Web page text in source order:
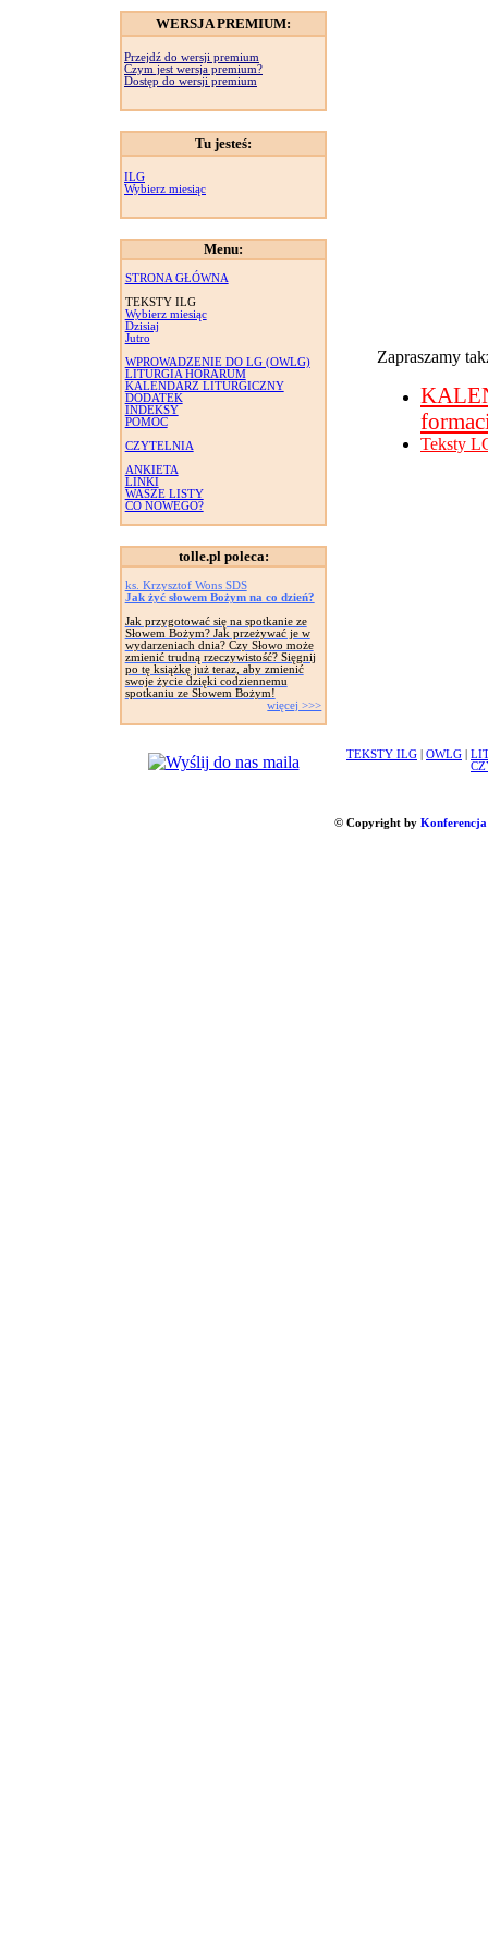
WERSJA PREMIUM:
Przejdź do wersji premium
Czym jest wersja premium?
Dostęp do wersji premium
Tu jesteś:
ILG
Wybierz miesiąc
Menu:
STRONA GŁÓWNA
TEKSTY ILG
Wybierz miesiąc
Dzisiaj
Jutro
WPROWADZENIE DO LG (OWLG)
LITURGIA HORARUM
KALENDARZ LITURGICZNY
DODATEK
INDEKSY
POMOC
CZYTELNIA
ANKIETA
LINKI
WASZE LISTY
CO NOWEGO?
tolle.pl poleca:
ks. Krzysztof Wons SDS
Jak żyć słowem Bożym na co dzień?
Jak przygotować się na spotkanie ze
Słowem Bożym? Jak przeżywać je w
wydarzeniach dnia? Czy Słowo może
zmienić trudną rzeczywistość? Sięgnij
po tę książkę już teraz, aby zmienić
swoje życie dzięki codziennemu
spotkaniu ze Słowem Bożym!
więcej >>>
Zapraszamy
Teksty
TEKSTY ILG OWLG
© Copyright by Konferencja